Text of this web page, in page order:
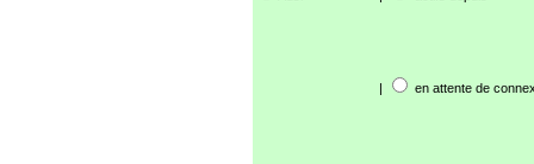
| en attente de